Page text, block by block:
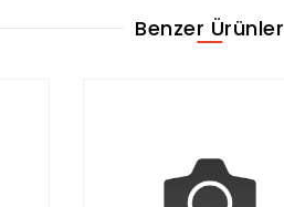
Benzer Ürünler